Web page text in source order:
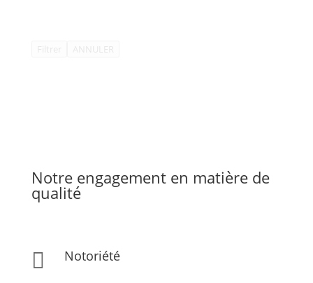
Notre engagement en matière de
qualité
 Notoriété